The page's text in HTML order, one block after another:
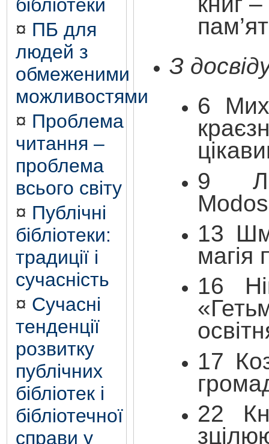
бібліотеки
¤ ПБ для
людей з
обмеженими
можливостями
¤ Проблема
читання –
проблема
всього світу
¤ Публічні
бібліотеки:
традиції і
сучасність
¤ Сучасні
тенденції
розвитку
публічних
бібліотек і
бібліотечної
справи у
З
6
9
13
магія
16
17
22